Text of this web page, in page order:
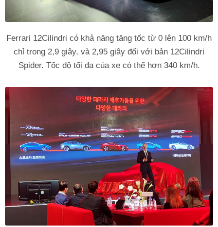
Ferrari 12Cilindri có khả năng tăng tốc từ 0 lên 100 km/h
chỉ trong 2,9 giây, và 2,95 giây đối với bản 12Cilindri
Spider. Tốc độ tối đa của xe có thể hơn 340 km/h.